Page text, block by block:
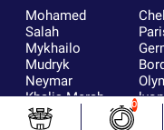
Mohamed
Salah
Mykhailo
Mudryk
Neymar
Khalis Merah
Loïs Openda
0